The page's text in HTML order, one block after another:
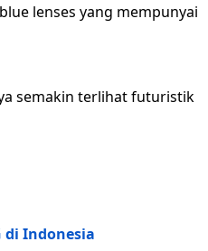
lenses yang mempunyai
semakin terlihat futuristik
di Indonesia